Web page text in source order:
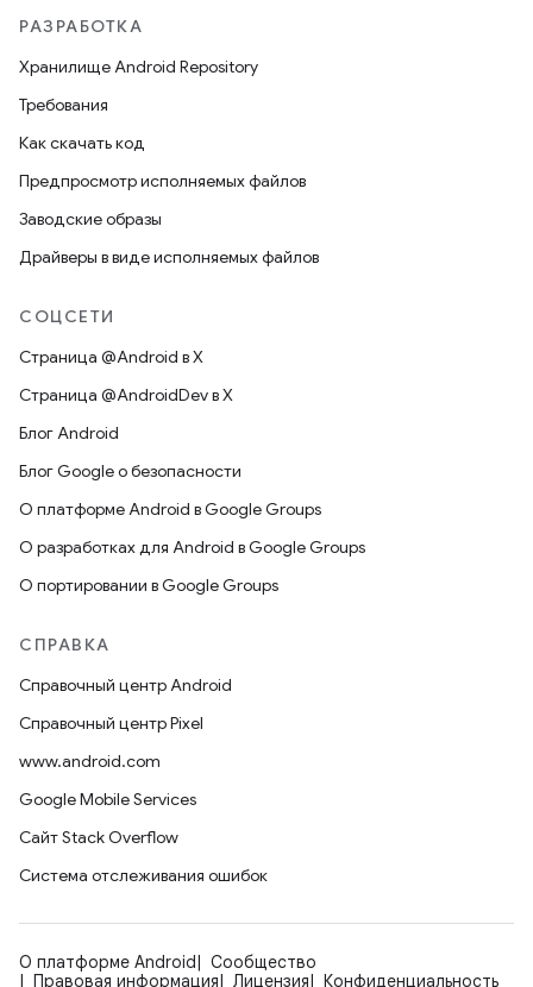
РАЗРАБОТКА
Хранилище Android Repository
Требования
Как скачать код
Предпросмотр исполняемых файлов
Заводские образы
Драйверы в виде исполняемых файлов
СОЦСЕТИ
Страница @Android в X
Страница @AndroidDev в X
Блог Android
Блог Google о безопасности
О платформе Android в Google Groups
О разработках для Android в Google Groups
О портировании в Google Groups
СПРАВКА
Справочный центр Android
Справочный центр Pixel
www.android.com
Google Mobile Services
Сайт Stack Overflow
Система отслеживания ошибок
О платформе Android
Сообщество
Правовая информация
Лицензия Конфиденциальность